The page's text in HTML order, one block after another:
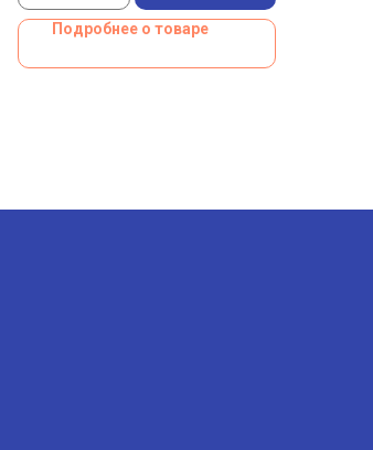
Подробнее о товаре